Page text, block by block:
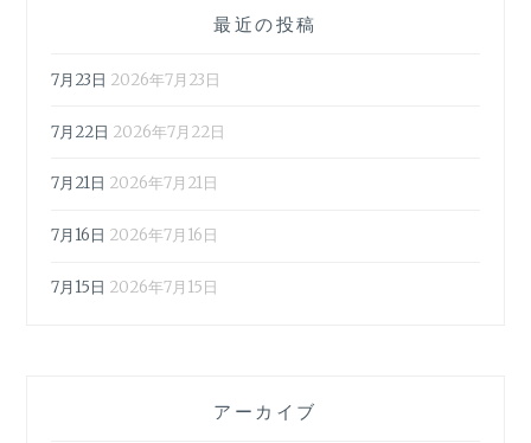
最近の投稿
7月23日 2026年7月23日
7月22日 2026年7月22日
7月21日 2026年7月21日
7月16日 2026年7月16日
7月15日 2026年7月15日
アーカイブ